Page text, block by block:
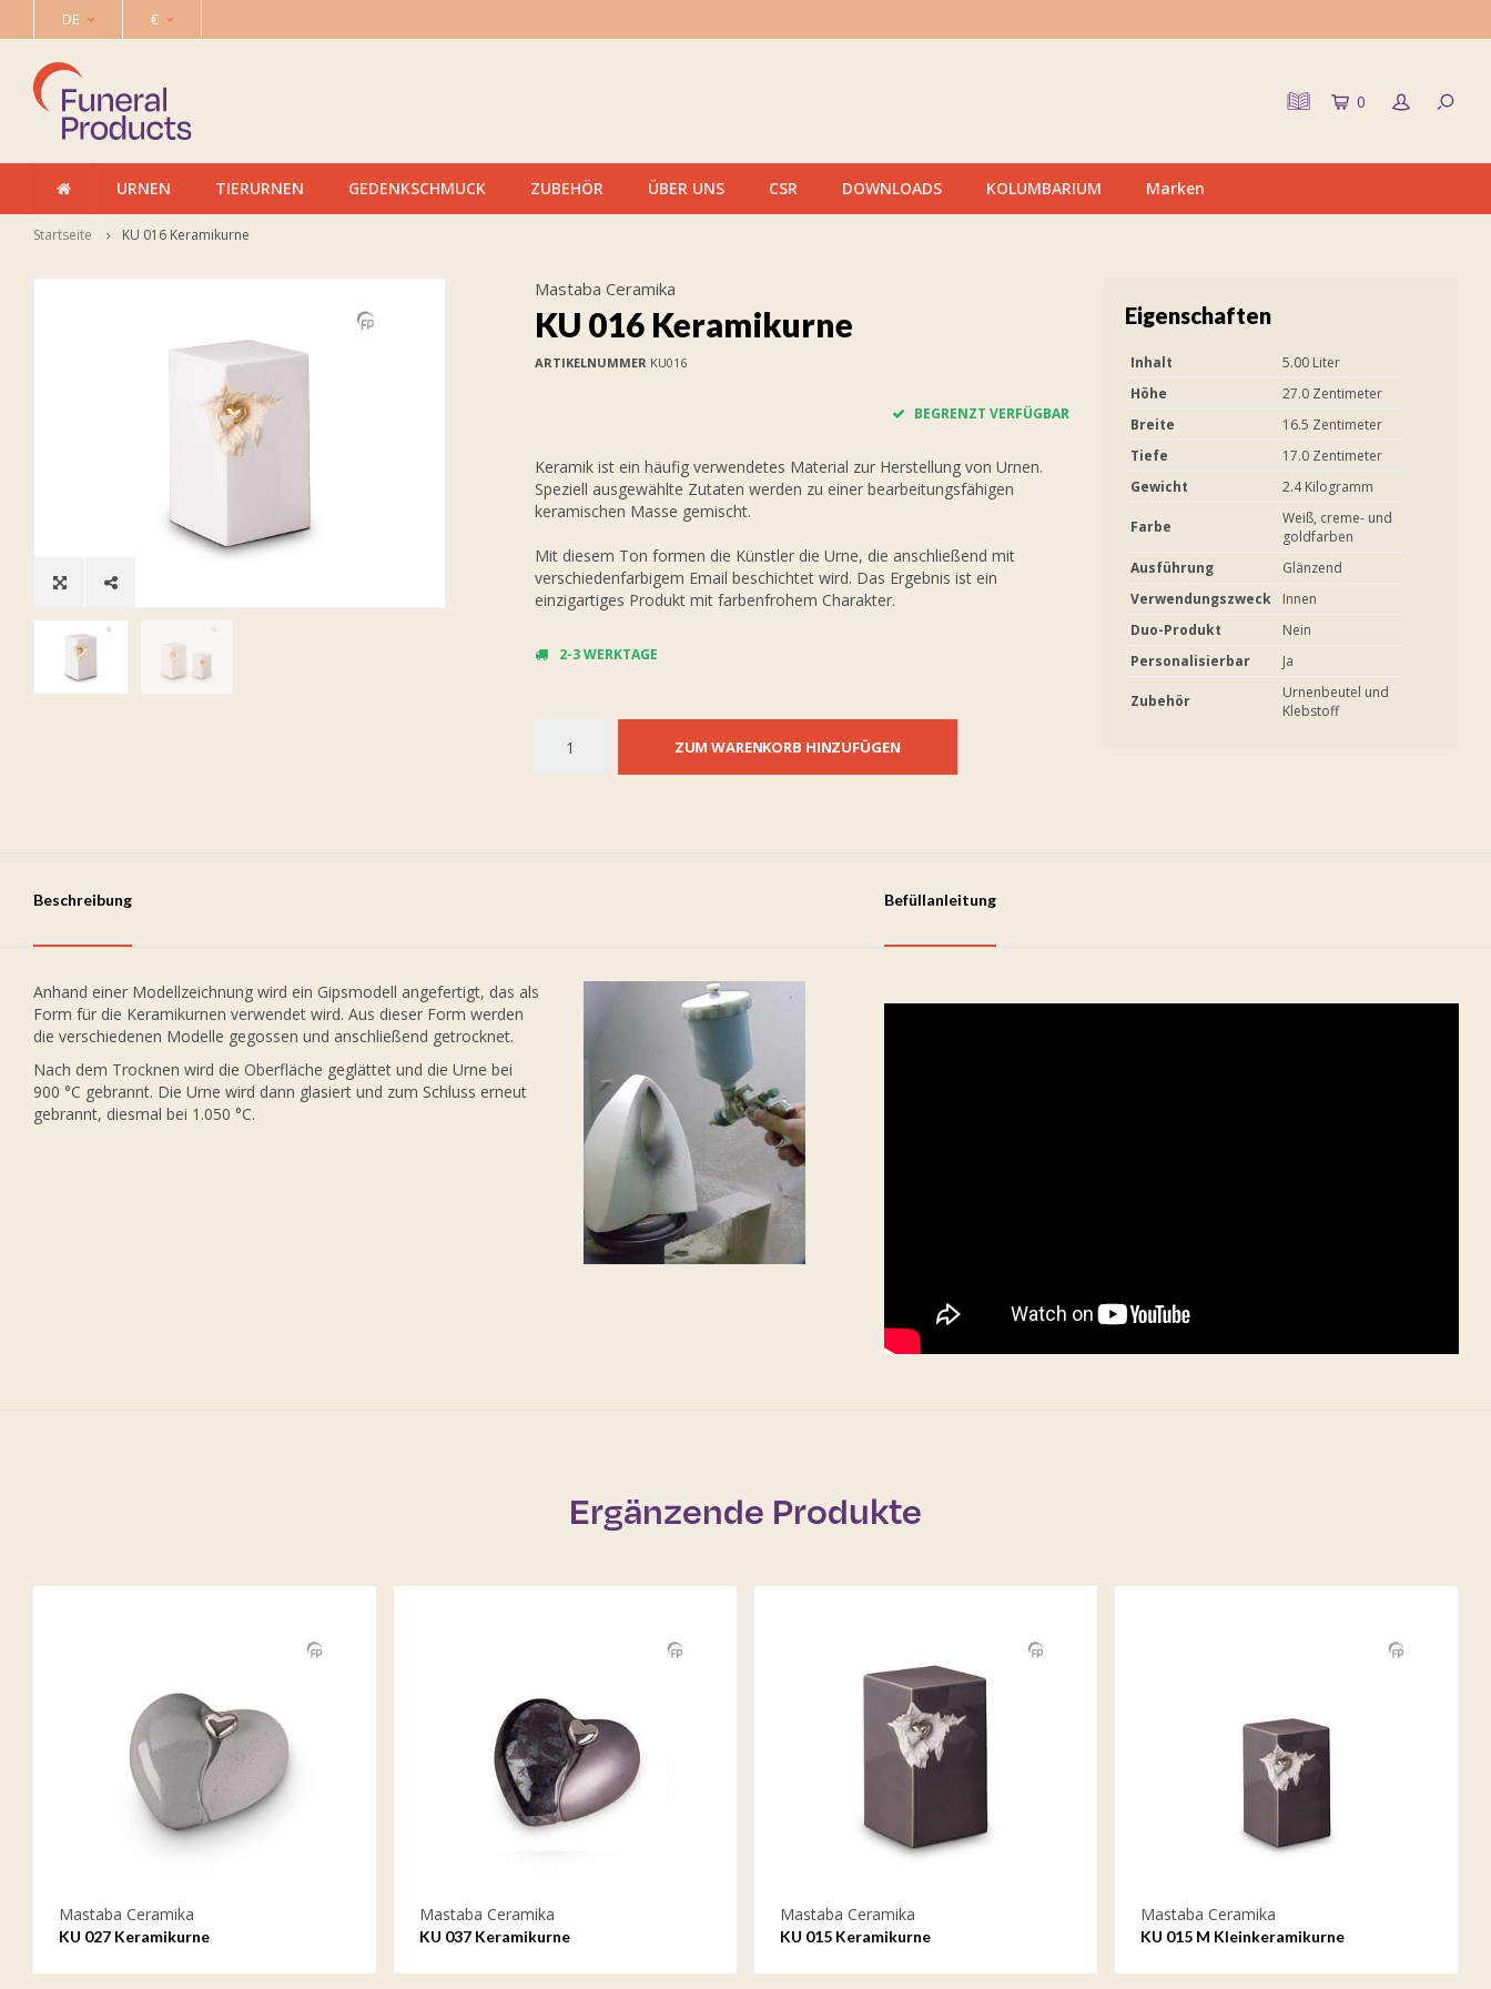
DE €
0
URNEN TIERURNEN GEDENKSCHMUCK ZUBEHÖR ÜBER UNS CSR DOWNLOADS KOLUMBARIUM Marken
Startseite KU 016 Keramikurne
Mastaba Ceramika
KU 016 Keramikurne
ARTIKELNUMMERKU016
BEGRENZT VERFÜGBAR
Keramik ist ein häufig verwendetes Material zur Herstellung von Urnen.
Speziell ausgewählte Zutaten werden zu einer bearbeitungsfähigen
keramischen Masse gemischt.
Mit diesem Ton formen die Künstler die Urne, die anschließend mit
verschiedenfarbigem Email beschichtet wird. Das Ergebnis ist ein
einzigartiges Produkt mit farbenfrohem Charakter.
2-3 WERKTAGE
ZUM WARENKORB HINZUFÜGEN
Eigenschaften
Inhalt
5.00 Liter
Höhe
27.0 Zentimeter
Breite
16.5 Zentimeter
Tiefe
17.0 Zentimeter
Gewicht
2.4 Kilogramm
Farbe
Weiß, creme- und
goldfarben
Ausführung
Glänzend
Verwendungszweck
Innen
Duo-Produkt
Nein
Personalisierbar
Ja
Zubehör
Urnenbeutel und
Klebstoff
Beschreibung Befüllanleitung
Anhand einer Modellzeichnung wird ein Gipsmodell angefertigt, das als
Form für die Keramikurnen verwendet wird. Aus dieser Form werden
die verschiedenen Modelle gegossen und anschließend getrocknet.
Nach dem Trocknen wird die Oberfläche geglättet und die Urne bei
900 °C gebrannt. Die Urne wird dann glasiert und zum Schluss erneut
gebrannt, diesmal bei 1.050 °C.
Ergänzende Produkte
Mastaba Ceramika
KU 027 Keramikurne
Mastaba Ceramika
KU 037 Keramikurne
Mastaba Ceramika
KU 015 Keramikurne
Mastaba Ceramika
KU 015 M Kleinkeramikurne